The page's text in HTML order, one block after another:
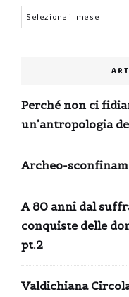
Archivi
Perché non ci
un’antropologia
Archeo-
A 80 anni dal
conquiste delle
pt.2
Valdichiana